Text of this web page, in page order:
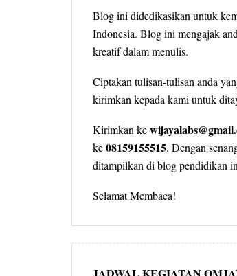
Blog ini didedikasikan untuk
Indonesia. Blog ini mengajak
kreatif dalam menulis.
Ciptakan tulisan-tulisan anda
kirimkan kepada kami untuk
Kirimkan ke
ke08159155515. Dengan
ditampilkan di blog pendidikan
Selamat Membaca!
JADWAL KEGIATAN